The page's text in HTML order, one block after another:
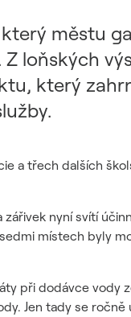
městu
loňských
který
a třech dalších
nyní svítí
místech byly
při dodávce vody
Jen tady se